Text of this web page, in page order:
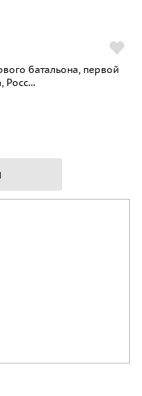
батальона, первой
Росс...